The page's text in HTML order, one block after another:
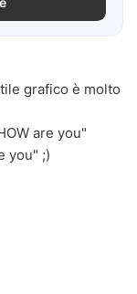
grafico è molto
are you"
you" ;)